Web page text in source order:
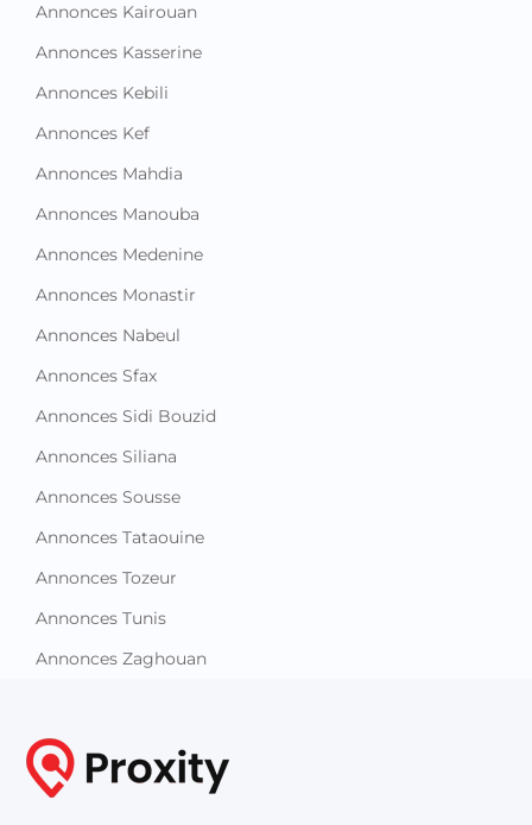
Annonces Kairouan
Annonces Kasserine
Annonces Kebili
Annonces Kef
Annonces Mahdia
Annonces Manouba
Annonces Medenine
Annonces Monastir
Annonces Nabeul
Annonces Sfax
Annonces Sidi Bouzid
Annonces Siliana
Annonces Sousse
Annonces Tataouine
Annonces Tozeur
Annonces Tunis
Annonces Zaghouan